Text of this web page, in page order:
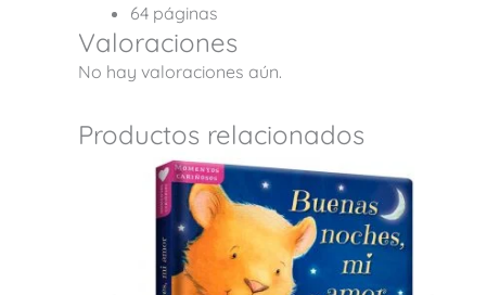
64 páginas
Valoraciones
No hay valoraciones aún.
Productos relacionados